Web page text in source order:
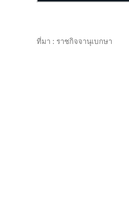
ที่มา : ราชกิจจานุเบกษา